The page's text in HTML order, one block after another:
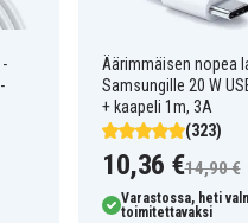
Äärimmäisen nopea
Samsungille 20 W
+ kaapeli 1m, 3A
(323)
10,36 €14,90 €
Varastossa, heti
toimitettavaksi